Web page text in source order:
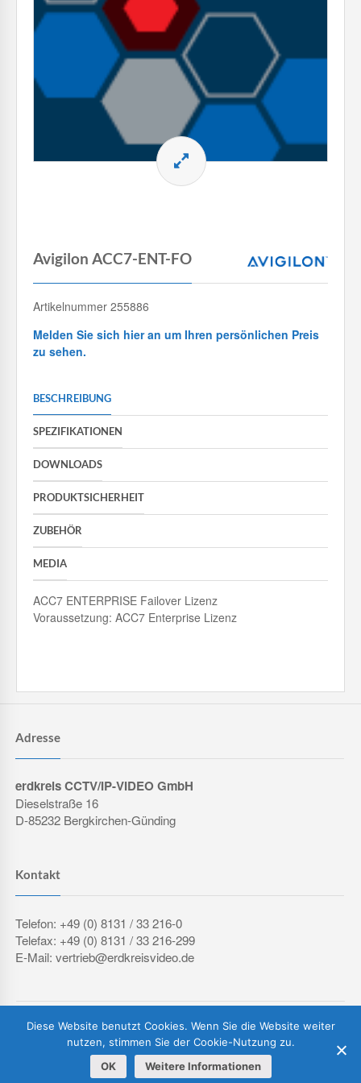
Avigilon ACC7-ENT-FO
Artikelnummer 255886
Melden Sie sich hier an um Ihren persönlichen Preis
zu sehen.
BESCHREIBUNG
SPEZIFIKATIONEN
DOWNLOADS
PRODUKTSICHERHEIT
ZUBEHÖR
MEDIA
ACC7 ENTERPRISE Failover Lizenz
Voraussetzung: ACC7 Enterprise Lizenz
Adresse
erdkreis CCTV/IP-VIDEO GmbH
Dieselstraße 16
D-85232 Bergkirchen-Günding
Kontakt
Telefon: +49 (0) 8131 / 33 216-0
Telefax: +49 (0) 8131 / 33 216-299
E-Mail: vertrieb@erdkreisvideo.de
IMPRESSUM
DATENSCHUTZERKLÄRUNG AGB
Vertrag widerrufen
Diese Website benutzt Cookies. Wenn Sie die Website weiter
nutzen, stimmen Sie der Cookie-Nutzung zu.
OK
Weitere Informationen